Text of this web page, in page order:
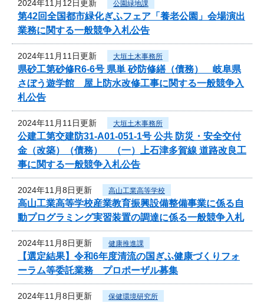
2024年11月12日更新 公園緑地課
第42回全国都市緑化ぎふフェア「養老公園」会場演出
業務に関する一般競争入札公告
2024年11月11日更新 大垣土木事務所
県砂工第砂修R6-6号 県単 砂防修繕（債務） 岐阜県
さぼう遊学館 屋上防水改修工事に関する一般競争入
札公告
2024年11月11日更新 大垣土木事務所
公建工第交建防31-A01-051-1号 公共 防災・安全交付
金（改築）（債務） （一）上石津多賀線 道路改良工
事に関する一般競争入札公告
2024年11月8日更新 高山工業高等学校
高山工業高等学校産業教育振興設備整備事業に係る自
動プログラミング実習装置の調達に係る一般競争入札
2024年11月8日更新 健康推進課
【選定結果】令和6年度清流の国ぎふ健康づくりフォ
ーラム等委託業務 プロポーザル募集
2024年11月8日更新 保健環境研究所